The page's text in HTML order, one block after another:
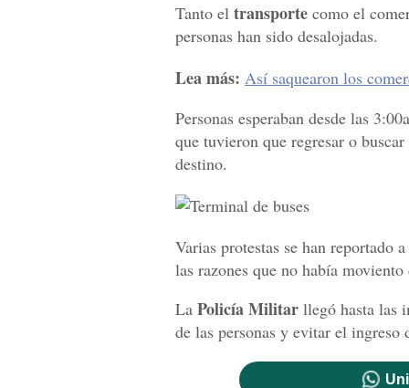
Tanto el transporte como el
personas han sido desalojadas.
Lea más: Así saquearon los
Personas esperaban desde las
que tuvieron que regresar o
destino.
Varias protestas se han reportado
las razones que no había
La Policía Militar llegó hasta las
de las personas y evitar el ingreso